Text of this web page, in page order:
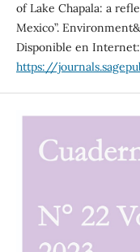
of Lake Chapala: a
Mexico”.
Disponible en Internet:
https://